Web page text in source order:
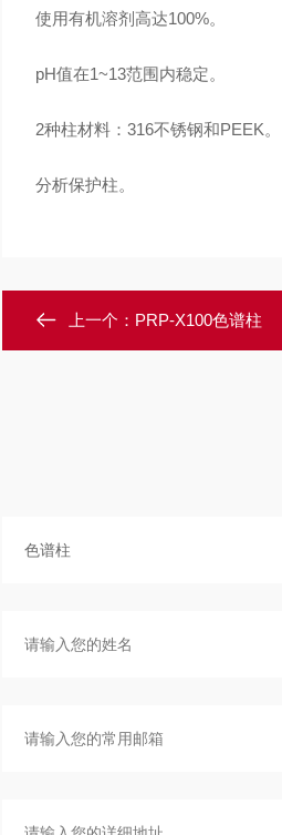
使用有机溶剂高达100%。
pH值在1~13范围内稳定。
2种柱材料：316不锈钢和PEEK。
分析保护柱。
上一个： PRP-X100色谱柱